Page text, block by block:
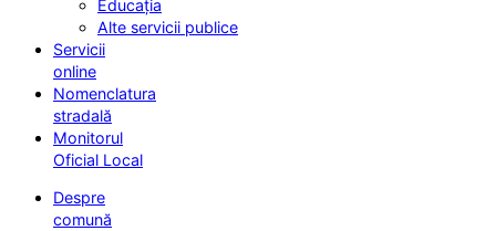
Educația
Alte servicii publice
Servicii
online
Nomenclatura
stradală
Monitorul
Oficial Local
Despre
comună